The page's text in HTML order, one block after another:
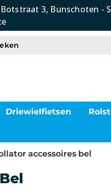
Botstraat 3, Bunschoten -
Driewielfietsen
accessoires bel